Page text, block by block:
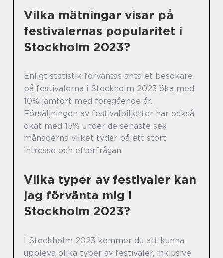
Vilka mätningar visar på
festivalernas popularitet i
Stockholm 2023?
Enligt statistik förväntas antalet besökare
på festivalerna i Stockholm 2023 öka med
10% jämfört med föregående år.
Försäljningen av festivalbiljetter har också
ökat med 15% under de senaste sex
månaderna vilket tyder på ett stort
intresse och efterfrågan.
Vilka typer av festivaler kan
jag förvänta mig i
Stockholm 2023?
I Stockholm 2023 kommer du att kunna
uppleva olika typer av festivaler, inklusive